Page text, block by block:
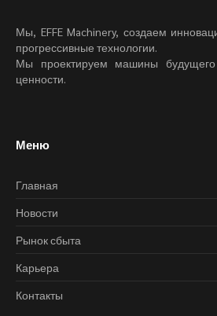
Мы, EFFE Machinery, создаем
прогрессивные технологии.
Мы проектируем машины
ценности.
Меню
Главная
Новости
Рынок сбыта
Карьера
Контакты